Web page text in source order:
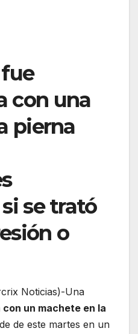
con una
pierna
se trató
o
Noticias)-Una
con un machete en la
de este martes en un